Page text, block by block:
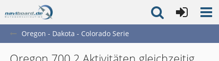
Oregon - Dakota - Colorado Serie